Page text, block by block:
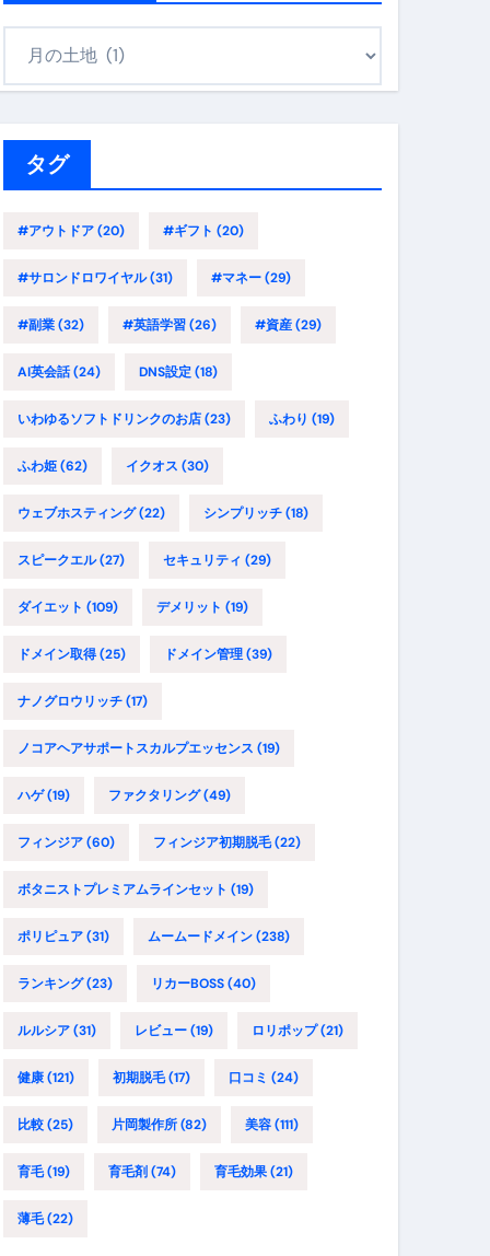
目的別に失敗しない
散り対策の選び方
タグ
#アウトドア(20) #ギフト (20)
#サロンドロワイヤル(31) #マネー(29)
#副業(32) #英語学習(26) #資産(29)
AI英会話(24) DNS設定(18)
いわゆるソフトドリンクのお店(23) ふわり (19)
ふわ姫(62) イクオス (30)
ウェブホスティング(22) シンプリッチ(18)
スピークエル(27) セキュリティ (29)
ダイエット (109) デメリット (19)
ドメイン取得(25) ドメイン管理(39)
ナノグロウリッチ(17)
ノコアヘアサポートスカルプエッセンス (19)
ハゲ(19) ファクタリング(49)
フィンジア(60) フィンジア初期脱毛(22)
ボタニストプレミアムラインセット (19)
ポリピュア(31) ムームードメイン(238)
ランキング(23) リカーBOSS(40)
ルルシア(31) レビュー(19) ロリポップ(21)
健康(121) 初期脱毛(17) 口コミ (24)
比較(25) 片岡製作所(82) 美容(111)
育毛(19) 育毛剤 (74) 育毛効果(21)
薄毛(22)